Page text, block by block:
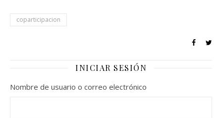
coparticipacion
INICIAR SESIÓN
Nombre de usuario o correo electrónico